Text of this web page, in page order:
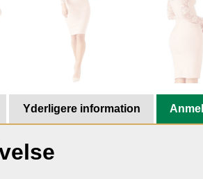
Yderligere information